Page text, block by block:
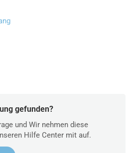
gefunden?
und Wir nehmen diese
Hilfe Center mit auf.